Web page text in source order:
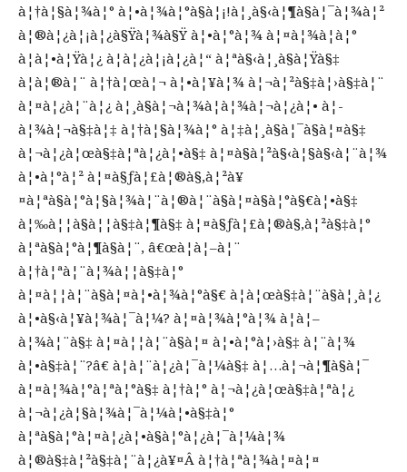
à¦†à¦§à¦¾à¦° à¦•à¦¾à¦°à§à¦¡!à¦¸à§‹à¦¶à§à¦¯à¦¾à¦²
à¦®à¦¿à¦¡à¦¿à§Ÿà¦¾à§Ÿ à¦•à¦°à¦¾ à¦¤à¦¾à¦à¦°
à¦à¦•à¦Ÿà¦¿ à¦­à¦¿à¦¡à¦¿à¦“ à¦ªà§‹à¦¸à§à¦Ÿà§‡
à¦à¦®à¦¨ à¦†à¦œà¦¬ à¦•à¦¥à¦¾ à¦¬à¦²à§‡à¦›à§‡à¦¨
à¦¤à¦¿à¦¨à¦¿ à¦¸à§à¦¬à¦¾à¦­à¦¾à¦¬à¦¿à¦• à¦­
à¦¾à¦¬à§‡à¦‡ à¦†à¦§à¦¾à¦° à¦‡à¦¸à§à¦¯à§à¦¤à§‡
à¦¬à¦¿à¦œà§‡à¦ªà¦¿à¦•à§‡ à¦¤à§à¦²à§‹à¦§à§‹à¦¨à¦¾
à¦•à¦°à¦² à¦¤à§ƒà¦£à¦®à§‚à¦²à¥
¤à¦ªà§à¦°à¦§à¦¾à¦¨à¦®à¦¨à§à¦¤à§à¦°à§€à¦•à§‡
à¦‰à¦¦à§à¦¦à§‡à¦¶à§‡ à¦¤à§ƒà¦£à¦®à§‚à¦²à§‡à¦°
à¦ªà§à¦°à¦¶à§à¦¨, â€œà¦à¦–à¦¨
à¦†à¦ªà¦¨à¦¾à¦¦à§‡à¦°
à¦¤à¦¦à¦¨à§à¦¤à¦•à¦¾à¦°à§€ à¦à¦œà§‡à¦¨à§à¦¸à¦¿
à¦•à§‹à¦¥à¦¾à¦¯à¦¼? à¦¤à¦¾à¦°à¦¾ à¦à¦–
à¦¾à¦¨à§‡ à¦¤à¦¦à¦¨à§à¦¤ à¦•à¦°à¦›à§‡ à¦¨à¦¾
à¦•à§‡à¦¨?â€ à¦à¦¨à¦¿à¦¯à¦¼à§‡ à¦…à¦¬à¦¶à§à¦¯
à¦¤à¦¾à¦°à¦ªà¦°à§‡ à¦†à¦° à¦¬à¦¿à¦œà§‡à¦ªà¦¿
à¦¬à¦¿à¦§à¦¾à¦¯à¦¼à¦•à§‡à¦°
à¦ªà§à¦°à¦¤à¦¿à¦•à§à¦°à¦¿à¦¯à¦¼à¦¾
à¦®à§‡à¦²à§‡à¦¨à¦¿à¥¤Â à¦†à¦ªà¦¾à¦¤à¦¤